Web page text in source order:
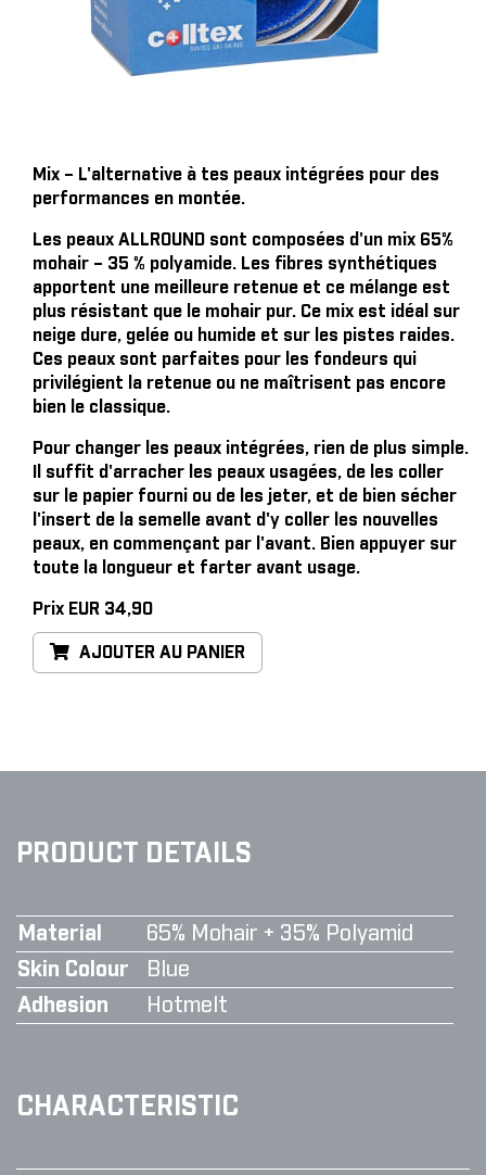
Mix – L'alternative à tes peaux intégrées pour des
performances en montée.
Les peaux ALLROUND sont composées d'un mix 65%
mohair – 35 % polyamide. Les fibres synthétiques
apportent une meilleure retenue et ce mélange est
plus résistant que le mohair pur. Ce mix est idéal sur
neige dure, gelée ou humide et sur les pistes raides.
Ces peaux sont parfaites pour les fondeurs qui
privilégient la retenue ou ne maîtrisent pas encore
bien le classique.
Pour changer les peaux intégrées, rien de plus simple.
Il suffit d'arracher les peaux usagées, de les coller
sur le papier fourni ou de les jeter, et de bien sécher
l'insert de la semelle avant d'y coller les nouvelles
peaux, en commençant par l'avant. Bien appuyer sur
toute la longueur et farter avant usage.
Prix EUR 34,90
AJOUTER AU PANIER
PRODUCT DETAILS
Material
65% Mohair + 35% Polyamid
Skin Colour
Blue
Adhesion
Hotmelt
CHARACTERISTIC